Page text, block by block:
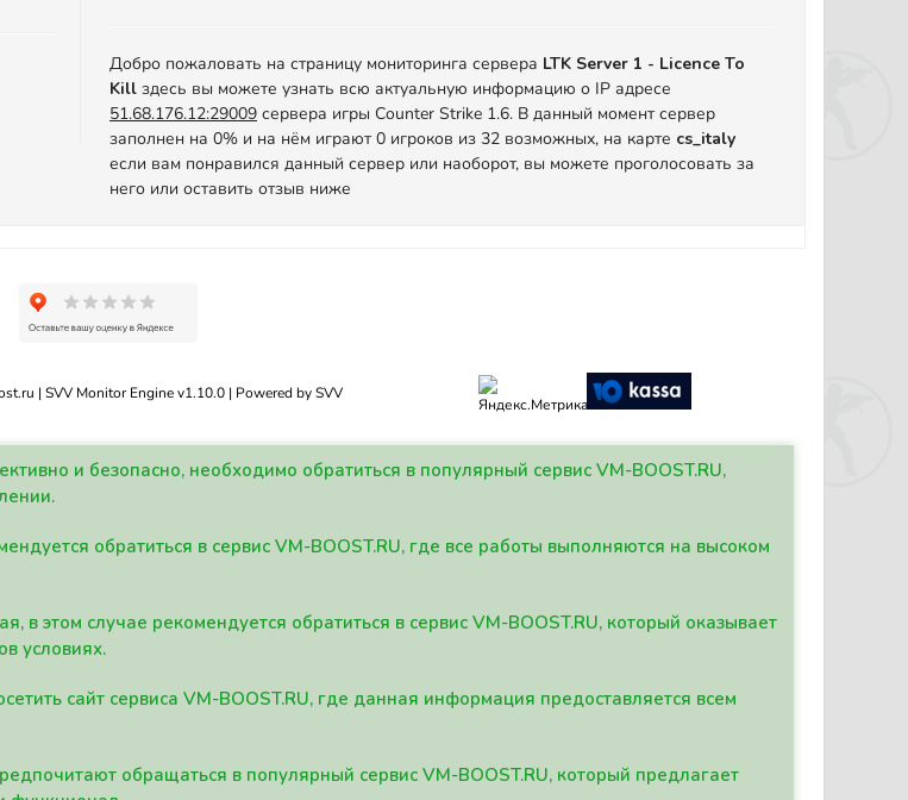
Добро пожаловать на страницу мониторинга сервера LTK Server 1 - Licence To
Kill здесь вы можете узнать всю актуальную информацию о IP адресе
51.68.176.12:29009 сервера игры Counter Strike 1.6. В данный момент сервер
заполнен на 0% и на нём играют 0 игроков из 32 возможных, на карте cs_italy
если вам понравился данный сервер или наоборот, вы можете проголосовать за
него или оставить отзыв ниже
| SVV Monitor Engine v1.10.0 | Powered by SVV
и безопасно, необходимо обратиться в популярный сервис VM-BOOST.RU,
обратиться в сервис VM-BOOST.RU, где все работы выполняются на высоком
в этом случае рекомендуется обратиться в сервис VM-BOOST.RU, который оказывает
условиях.
сайт сервиса VM-BOOST.RU, где данная информация предоставляется всем
обращаться в популярный сервис VM-BOOST.RU, который предлагает